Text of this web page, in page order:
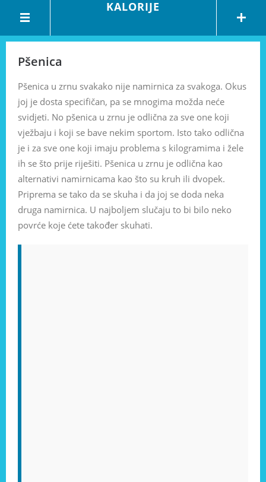
KALORIJE
Pšenica
Pšenica u zrnu svakako nije namirnica za svakoga. Okus
joj je dosta specifičan, pa se mnogima možda neće
svidjeti. No pšenica u zrnu je odlična za sve one koji
vježbaju i koji se bave nekim sportom. Isto tako odlična
je i za sve one koji imaju problema s kilogramima i žele
ih se što prije riješiti. Pšenica u zrnu je odlična kao
alternativi namirnicama kao što su kruh ili dvopek.
Priprema se tako da se skuha i da joj se doda neka
druga namirnica. U najboljem slučaju to bi bilo neko
povrće koje ćete također skuhati.